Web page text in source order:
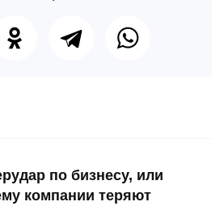
по бизнесу, или
компании теряют